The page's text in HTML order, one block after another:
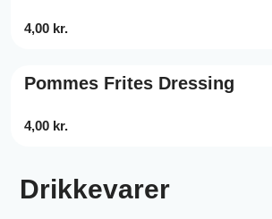
4,00 kr.
Pommes Frites Dressing
4,00 kr.
Drikkevarer